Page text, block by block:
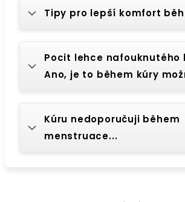
Tipy pro lepší komfort
Pocit lehce nafouknutého
Ano, je to během kúry
Kúru nedoporučuji během
menstruace...